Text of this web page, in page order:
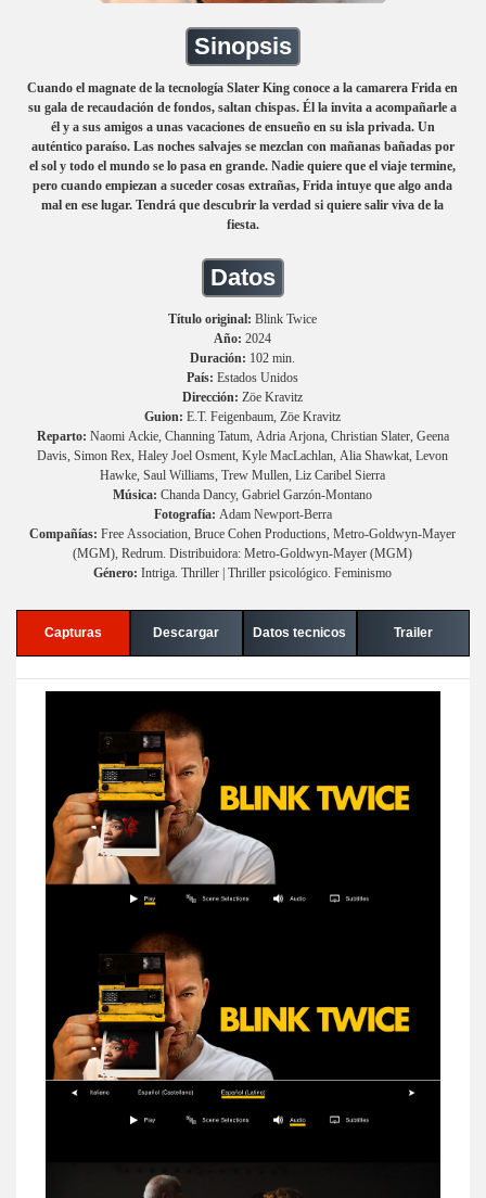
Sinopsis
Cuando el magnate de la tecnología Slater King conoce a la camarera Frida en
su gala de recaudación de fondos, saltan chispas. Él la invita a acompañarle a
él y a sus amigos a unas vacaciones de ensueño en su isla privada. Un
auténtico paraíso. Las noches salvajes se mezclan con mañanas bañadas por
el sol y todo el mundo se lo pasa en grande. Nadie quiere que el viaje termine,
pero cuando empiezan a suceder cosas extrañas, Frida intuye que algo anda
mal en ese lugar. Tendrá que descubrir la verdad si quiere salir viva de la
fiesta.
Datos
Título original: Blink Twice
Año: 2024
Duración: 102 min.
País: Estados Unidos
Dirección: Zöe Kravitz
Guion: E.T. Feigenbaum, Zöe Kravitz
Reparto: Naomi Ackie, Channing Tatum, Adria Arjona, Christian Slater, Geena
Davis, Simon Rex, Haley Joel Osment, Kyle MacLachlan, Alia Shawkat, Levon
Hawke, Saul Williams, Trew Mullen, Liz Caribel Sierra
Música: Chanda Dancy, Gabriel Garzón-Montano
Fotografía: Adam Newport-Berra
Compañías: Free Association, Bruce Cohen Productions, Metro-Goldwyn-Mayer
(MGM), Redrum. Distribuidora: Metro-Goldwyn-Mayer (MGM)
Género: Intriga. Thriller | Thriller psicológico. Feminismo
Capturas Descargar Datos tecnicos Trailer